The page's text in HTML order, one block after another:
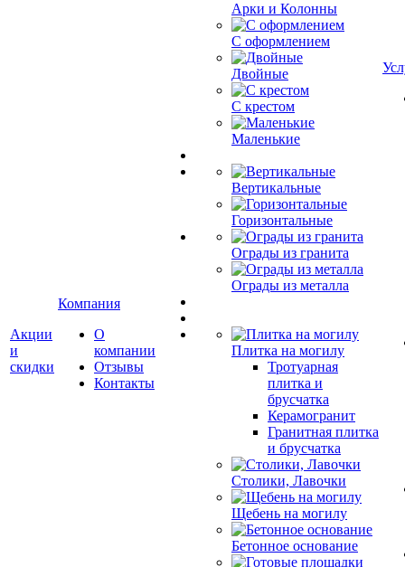
Акции
и
скидки
Компания
О
компании
Отзывы
Контакты
Арки и Колонны
С оформлением
Двойные
С крестом
Маленькие
Вертикальные
Горизонтальные
Ограды из гранита
Ограды из металла
Плитка на могилу
Тротуарная
плитка и
брусчатка
Керамогранит
Гранитная плитка
и брусчатка
Столики, Лавочки
Щебень на могилу
Бетонное основание